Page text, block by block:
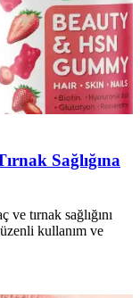
Sağlığına
tırnak sağlığını
kullanım ve